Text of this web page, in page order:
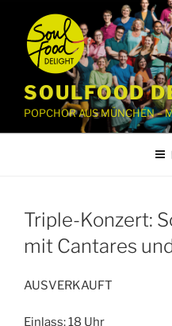
Inhalt
springen
SOULFOOD
POPCHOR AUS MÜNCHEN –
Triple-Konzert:
mit Cantares
AUSVERKAUFT
Einlass: 18 Uhr